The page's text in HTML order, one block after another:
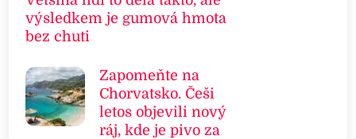
výsledkem je gumová hmota
bez chuti
Zapomeňte na
Chorvatsko. Češi
letos objevili nový
ráj, kde je pivo za